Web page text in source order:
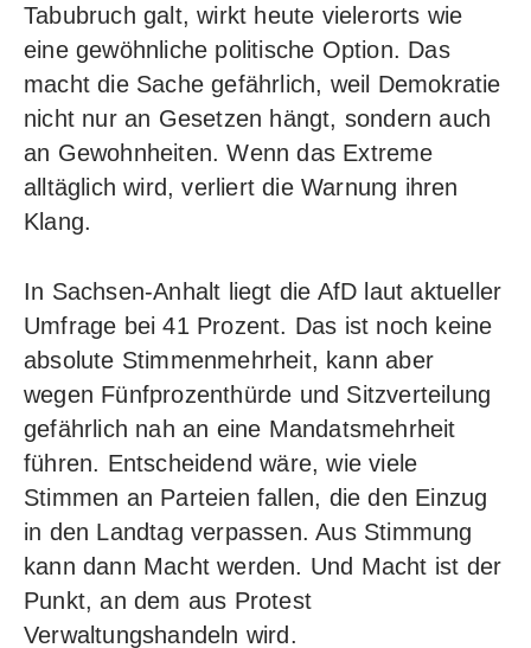
Tabubruch galt, wirkt heute vielerorts wie
eine gewöhnliche politische Option. Das
macht die Sache gefährlich, weil Demokratie
nicht nur an Gesetzen hängt, sondern auch
an Gewohnheiten. Wenn das Extreme
alltäglich wird, verliert die Warnung ihren
Klang.
In Sachsen-Anhalt liegt die AfD laut aktueller
Umfrage bei 41 Prozent. Das ist noch keine
absolute Stimmenmehrheit, kann aber
wegen Fünfprozenthürde und Sitzverteilung
gefährlich nah an eine Mandatsmehrheit
führen. Entscheidend wäre, wie viele
Stimmen an Parteien fallen, die den Einzug
in den Landtag verpassen. Aus Stimmung
kann dann Macht werden. Und Macht ist der
Punkt, an dem aus Protest
Verwaltungshandeln wird.